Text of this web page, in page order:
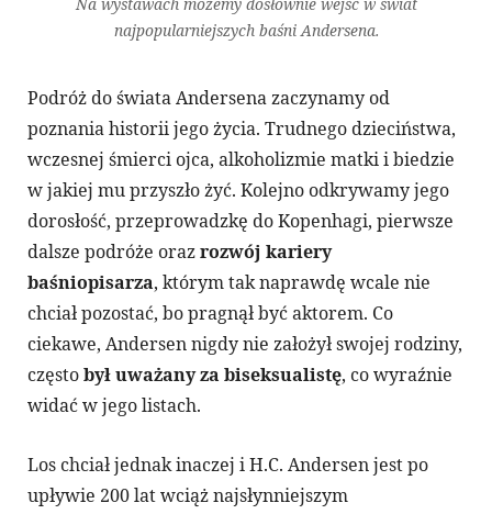
najpopularniejszych baśni Andersena.
Podróż do świata Andersena zaczynamy od
poznania historii jego życia. Trudnego dzieciństwa,
wczesnej śmierci ojca, alkoholizmie matki i biedzie
w jakiej mu przyszło żyć. Kolejno odkrywamy jego
dorosłość, przeprowadzkę do Kopenhagi, pierwsze
dalsze podróże orazrozwój kariery
baśniopisarza, którym tak naprawdę wcale nie
chciał pozostać, bo pragnął być aktorem. Co
ciekawe, Andersen nigdy nie założył swojej rodziny,
częstobył uważany za biseksualistę, co wyraźnie
widać w jego listach.
Los chciał jednak inaczej i H.C. Andersen jest po
upływie 200 lat wciąż najsłynniejszym